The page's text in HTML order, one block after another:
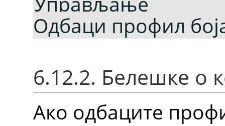
Одбаци профил
6.12.2. Белешке о
Ако одбаците